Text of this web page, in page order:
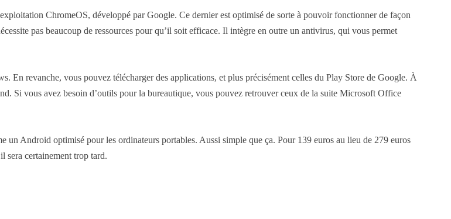
ChromeOS, développé par Google. Ce dernier est optimisé de sorte à pouvoir fonctionner de façon
pas beaucoup de ressources pour qu’il soit efficace. Il intègre en outre un antivirus, qui vous permet
En revanche, vous pouvez télécharger des applications, et plus précisément celles du Play Store de Google. À
Si vous avez besoin d’outils pour la bureautique, vous pouvez retrouver ceux de la suite Microsoft Office
Android optimisé pour les ordinateurs portables. Aussi simple que ça. Pour 139 euros au lieu de 279 euros
sera certainement trop tard.